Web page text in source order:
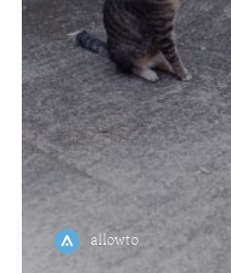
allowto